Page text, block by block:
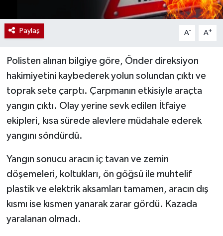
Paylaş A- A+
Polisten alınan bilgiye göre, Önder direksiyon
hakimiyetini kaybederek yolun solundan çıktı ve
toprak sete çarptı. Çarpmanın etkisiyle araçta
yangın çıktı. Olay yerine sevk edilen İtfaiye
ekipleri, kısa sürede alevlere müdahale ederek
yangını söndürdü.
Yangın sonucu aracın iç tavan ve zemin
döşemeleri, koltukları, ön göğsü ile muhtelif
plastik ve elektrik aksamları tamamen, aracın dış
kısmı ise kısmen yanarak zarar gördü. Kazada
yaralanan olmadı.